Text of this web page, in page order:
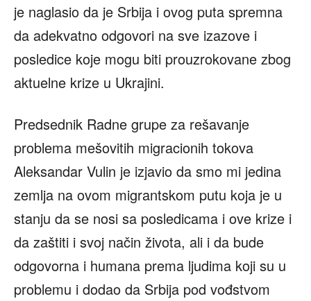
je naglasio da je Srbija i ovog puta spremna
da adekvatno odgovori na sve izazove i
posledice koje mogu biti prouzrokovane zbog
aktuelne krize u Ukrajini.
Predsednik Radne grupe za rešavanje
problema mešovitih migracionih tokova
Aleksandar Vulin je izjavio da smo mi jedina
zemlja na ovom migrantskom putu koja je u
stanju da se nosi sa posledicama i ove krize i
da zaštiti i svoj način života, ali i da bude
odgovorna i humana prema ljudima koji su u
problemu i dodao da Srbija pod vođstvom